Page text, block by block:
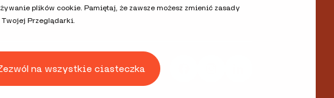
plików cookie. Pamiętaj, że zawsze możesz zmienić zasady
Przeglądarki.
na wszystkie ciasteczka